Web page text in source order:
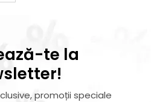
te la
promoții speciale